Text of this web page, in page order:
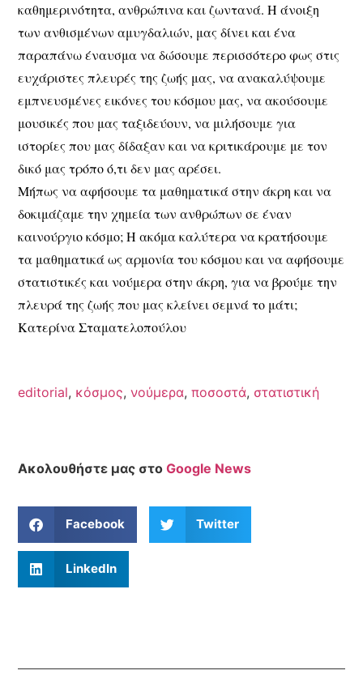
καθημερινότητα, ανθρώπινα και ζωντανά. Η άνοιξη
των ανθισμένων αμυγδαλιών, μας δίνει και ένα
παραπάνω έναυσμα να δώσουμε περισσότερο φως στις
ευχάριστες πλευρές της ζωής μας, να ανακαλύψουμε
εμπνευσμένες εικόνες του κόσμου μας, να ακούσουμε
μουσικές που μας ταξιδεύουν, να μιλήσουμε για
ιστορίες που μας δίδαξαν και να κριτικάρουμε με τον
δικό μας τρόπο ό,τι δεν μας αρέσει.
Μήπως να αφήσουμε τα μαθηματικά στην άκρη και να
δοκιμάζαμε την χημεία των ανθρώπων σε έναν
καινούργιο κόσμο; Η ακόμα καλύτερα να κρατήσουμε
τα μαθηματικά ως αρμονία του κόσμου και να αφήσουμε
στατιστικές και νούμερα στην άκρη, για να βρούμε την
πλευρά της ζωής που μας κλείνει σεμνά το μάτι;
Κατερίνα Σταματελοπούλου
editorial, κόσμος,νούμερα,ποσοστά, στατιστική
Ακολουθήστε μας στοGoogle News
Facebook Twitter
LinkedIn